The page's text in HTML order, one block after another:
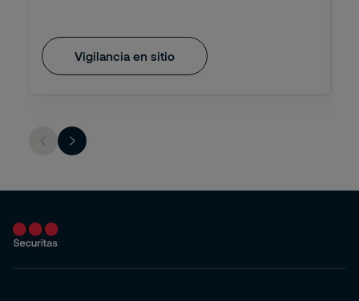
Vigilancia en sitio